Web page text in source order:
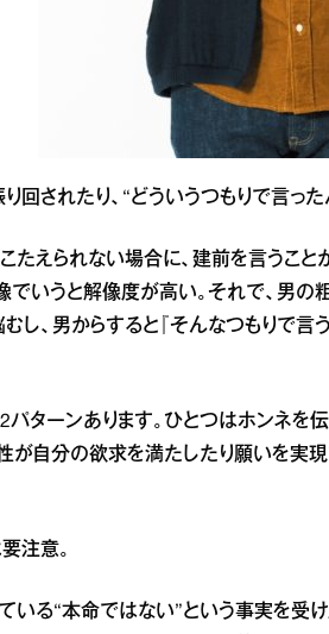
回されたり、“どういうつもりで言っ
たえられない場合に、建前を言うこと
でいうと解像度が高い。それで、男の
むし、男からすると『そんなつもりで言
パターンあります。ひとつはホンネ
が自分の欲求を満たしたり願いを実
注意。
いる“本命ではない”という事実を受